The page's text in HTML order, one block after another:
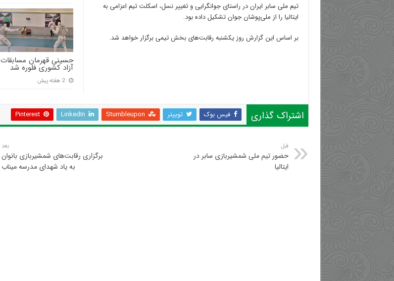
حسینی قهرمان مسابقات
آزاد کشوری فلوره شد
2 هفته پیش
تیم ملی سابر ایران در راستای جوانگرایی و تغییر نسل، اسکلت تیم اعزامی به
ایتالیا را از ملی‌پوشان جوان تشکیل داده بود.
بر اساس این گزارش روز یکشنبه رقابت‌های بخش تیمی برگزار خواهد شد.
اشتراک گذاری فیس بوک توییتر Stumbleupon
LinkedIn
Pinterest
قبل
حضور تیم ملی شمشیربازی سابر در
ایتالیا
بعد
برگزاری رقابت‌های شمشیربازی بانوان
به یاد شهدای مدرسه میناب